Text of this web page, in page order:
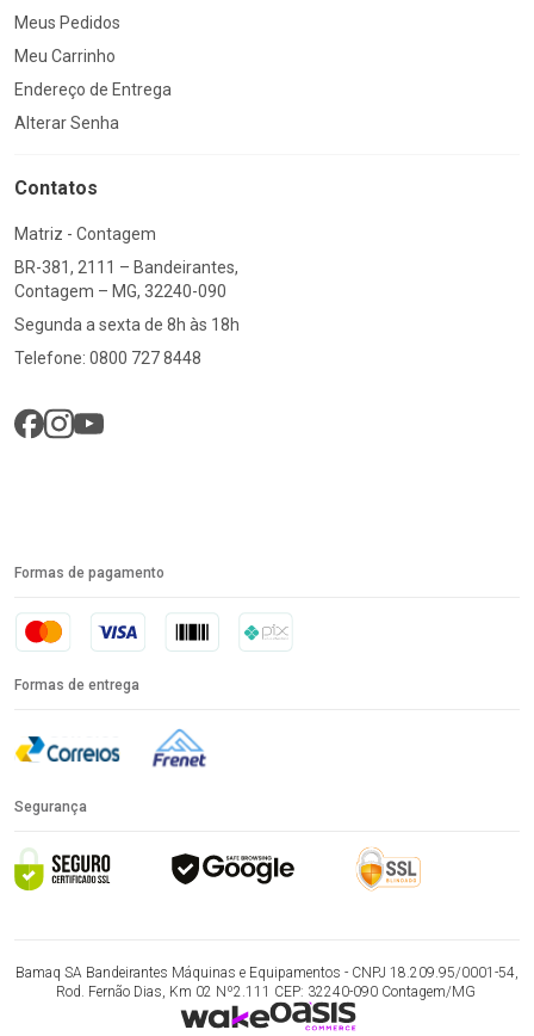
Meus Pedidos
Meu Carrinho
Endereço de Entrega
Alterar Senha
Contatos
Matriz - Contagem
BR-381, 2111 – Bandeirantes,
Contagem – MG, 32240-090
Segunda a sexta de 8h às 18h
Telefone: 0800 727 8448
Formas de pagamento
Formas de entrega
Segurança
Bamaq SA Bandeirantes Máquinas e Equipamentos - CNPJ 18.209.95/0001-54,
Rod. Fernão Dias, Km 02 Nº2.111 CEP: 32240-090 Contagem/MG